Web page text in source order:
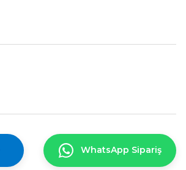
WhatsApp Sipariş